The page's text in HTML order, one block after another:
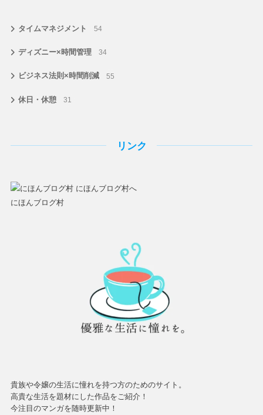
タイムマネジメント 54
ディズニー×時間管理 34
ビジネス法則×時間削減 55
休日・休憩 31
リンク
にほんブログ村
貴族や令嬢の生活に憧れを持つ方のためのサイト。
高貴な生活を題材にした作品をご紹介！
今注目のマンガを随時更新中！